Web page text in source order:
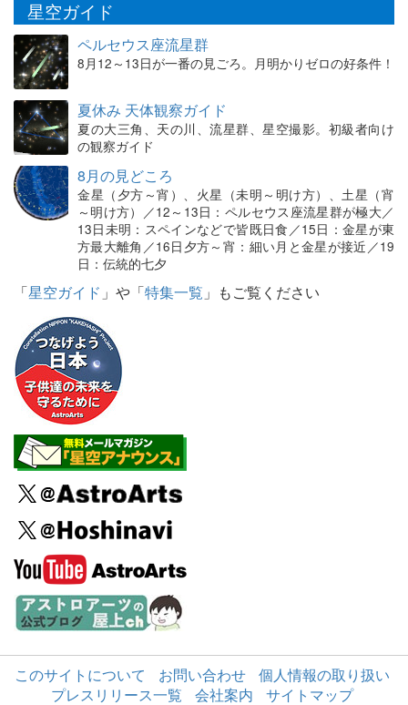
星空ガイド
ペルセウス座流星群
8月12～13日が一番の見ごろ。月明かりゼロの好条件！
夏休み 天体観察ガイド
夏の大三角、天の川、流星群、星空撮影。初級者向け
の観察ガイド
8月の見どころ
金星（夕方～宵）、火星（未明～明け方）、土星（宵
～明け方）／12～13日：ペルセウス座流星群が極大／
13日未明：スペインなどで皆既日食／15日：金星が東
方最大離角／16日夕方～宵：細い月と金星が接近／19
日：伝統的七夕
「星空ガイド 」や「特集一覧 」もご覧ください
このサイトについて お問い合わせ
個人情報の取り扱い
プレスリリース一覧
会社案内 サイトマップ